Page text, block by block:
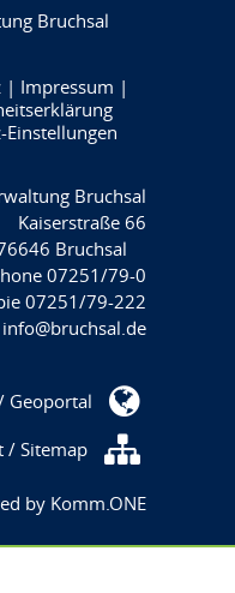
Bruchsal
| Impressum |
Einstellungen
Bruchsal
Kaiserstraße 66
Bruchsal
07251/79-0
07251/79-222
info@bruchsal.de
Geoportal
/ Sitemap
by Komm.ONE